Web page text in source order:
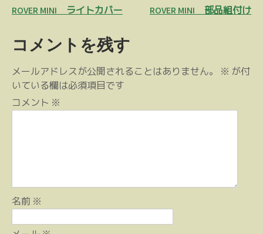
投
ナ
ビ
ゲ
ー
シ
ROVER MINI ライトカバー ROVER MINI 部品組付け
コメントを残す
メールアドレスが公開されることはありません。 ※ が付
いている欄は必須項目です
コメント ※
名前 ※